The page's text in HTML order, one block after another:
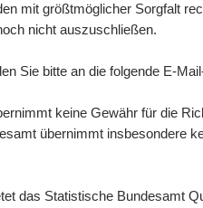
mit größtmöglicher Sorgfalt
nicht auszuschließen.
Sie bitte an die folgende E-Mail
keine Gewähr für die
übernimmt insbesondere
das Statistische Bundesamt